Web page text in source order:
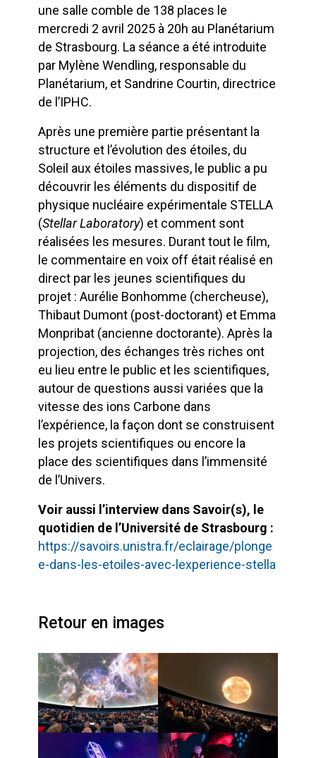
une salle comble de 138 places le
mercredi 2 avril 2025 à 20h au Planétarium
de Strasbourg. La séance a été introduite
par Mylène Wendling, responsable du
Planétarium, et Sandrine Courtin, directrice
de l’IPHC.
Après une première partie présentant la
structure et l’évolution des étoiles, du
Soleil aux étoiles massives, le public a pu
découvrir les éléments du dispositif de
physique nucléaire expérimentale STELLA
(Stellar Laboratory) et comment sont
réalisées les mesures. Durant tout le film,
le commentaire en voix off était réalisé en
direct par les jeunes scientifiques du
projet : Aurélie Bonhomme (chercheuse),
Thibaut Dumont (post-doctorant) et Emma
Monpribat (ancienne doctorante). Après la
projection, des échanges très riches ont
eu lieu entre le public et les scientifiques,
autour de questions aussi variées que la
vitesse des ions Carbone dans
l’expérience, la façon dont se construisent
les projets scientifiques ou encore la
place des scientifiques dans l’immensité
de l’Univers.
Voir aussi l’interview dans Savoir(s), le
quotidien de l’Université de Strasbourg :
https://savoirs.unistra.fr/eclairage/plonge
e-dans-les-etoiles-avec-lexperience-stella
Retour en images